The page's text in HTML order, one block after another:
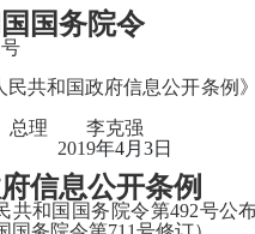
国务院令
号
民共和国政府信息公开条例
总理 李克强
2019年4月3日
信息公开条例
共和国国务院令第492号